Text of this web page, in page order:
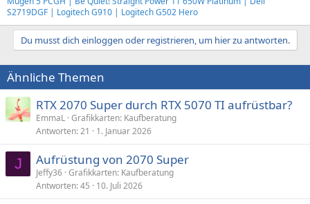
S2719DGF | Logitech G910 | Logitech G502 Hero
Du musst dich einloggen oder registrieren, um hier zu antworten.
Ähnliche Themen
RTX 2070 Super durch RTX 5070 TI aufrüstbar?
EmmaL Grafikkarten: Kaufberatung
Antworten 21 1. Januar 2026
J Aufrüstung von 2070 Super
Jeffy36 Grafikkarten: Kaufberatung
Antworten 45 10. Juli 2026